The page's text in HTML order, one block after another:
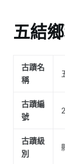
五結
古蹟名
稱
古蹟編
號
古蹟級
別